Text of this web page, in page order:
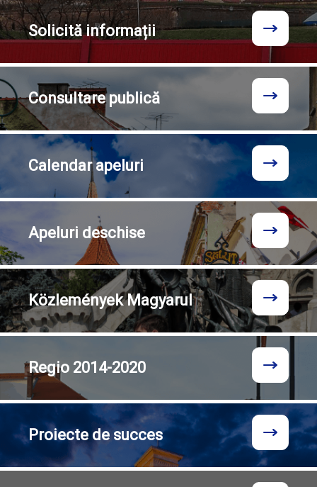
Solicităinformații
Consultarepublică
Calendarapeluri
Apeluri deschise
KözleményekMagyarul
Regio 2014-2020
Proiecte de succes